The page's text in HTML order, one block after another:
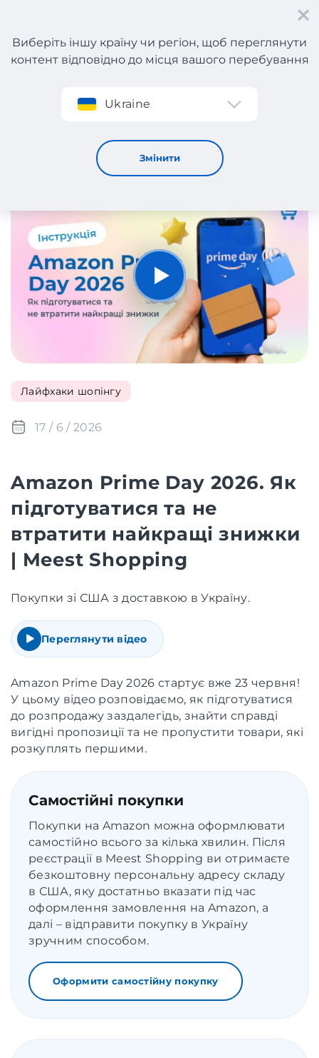
Реєстрація
Виберіть іншу країну чи регіон, щоб переглянути
контент відповідно до місця вашого перебування
Ukraine
Змінити
Amazon Prime Day 2026. Як підготуватися та не
втратити найкращі знижки | Meest Shopping
Лайфхаки шопінгу
17 / 6 / 2026
Amazon Prime Day 2026. Як
підготуватися та не
втратити найкращі знижки
| Meest Shopping
Покупки зі США з доставкою в Україну.
Переглянути відео
Amazon Prime Day 2026 стартує вже 23 червня!
У цьому відео розповідаємо, як підготуватися
до розпродажу заздалегідь, знайти справді
вигідні пропозиції та не пропустити товари, які
розкуплять першими.
Самостійні покупки
Покупки на Amazon можна оформлювати
самостійно всього за кілька хвилин. Після
реєстрації в Meest Shopping ви отримаєте
безкоштовну персональну адресу складу
в США, яку достатньо вказати під час
оформлення замовлення на Amazon, а
далі – відправити покупку в Україну
зручним способом.
Оформити самостійну покупку